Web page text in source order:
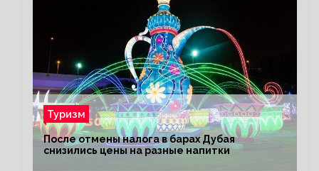
Туризм
После отмены налога в барах Дубая
снизились цены на разные напитки